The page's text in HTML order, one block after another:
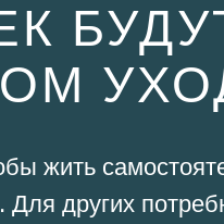
жить
других